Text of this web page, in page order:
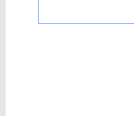
行うものであり、従